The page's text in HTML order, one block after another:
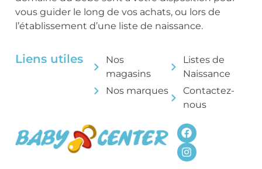
vous guider le long de vos achats, ou lors de
l’établissement d’une liste de naissance.
Liens utiles
Nos
magasins
Nos marques
Listes de
Naissance
Contactez-
nous